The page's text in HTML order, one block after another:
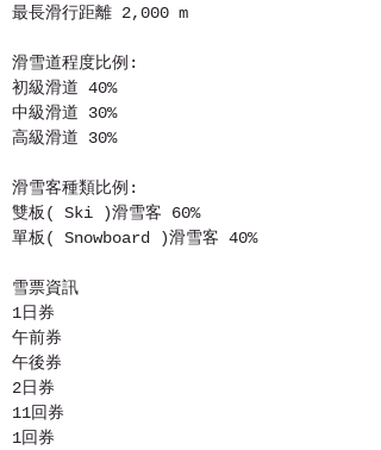
最長滑行距離 2,000 m
滑雪道程度比例:
初級滑道 40%
中級滑道 30%
高級滑道 30%
滑雪客種類比例:
雙板( Ski )滑雪客 60%
單板( Snowboard )滑雪客 40%
雪票資訊
1日券
午前券
午後券
2日券
11回券
1回券